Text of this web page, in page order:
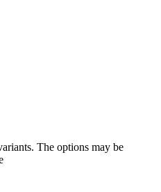
The options may be